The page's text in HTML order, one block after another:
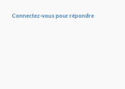
Connectez-vous pour répondre